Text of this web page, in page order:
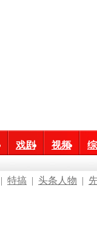
戏剧 视频
| 特搞 | 头条人物 |